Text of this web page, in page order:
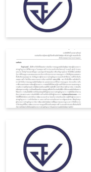
เลือกหัวข้อ
covid
พรบ